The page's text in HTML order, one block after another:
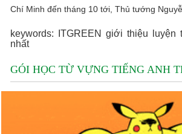
Chí Minh đến tháng 10 tới, Thủ tướng
keywords: ITGREEN giới thiệu
nhất
GÓI HỌC TỪ VỰNG TIẾNG ANH